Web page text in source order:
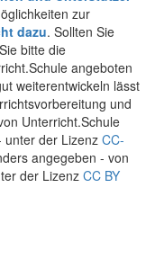
zur
dazu. Sollten Sie
bitte die
angeboten
weiterentwickeln lässt
und
Unterricht.Schule
unter der Lizenz CC-
angegeben - von
der Lizenz CC BY